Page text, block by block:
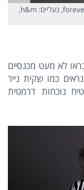
חולצה: אמריקן אפרל, חולצה חצאית: אייס קיוב, גרביים: forever21, נעליים: h&m,
לא מעט מכנסיים
כמו שקית נייר
נוכחות דרמטית